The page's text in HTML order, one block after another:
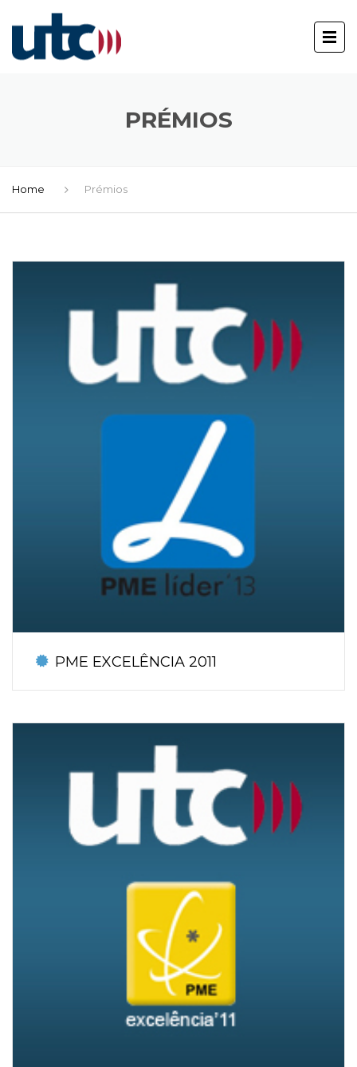
PRÉMIOS
Home Prémios
PME EXCELÊNCIA 2011
UTC recebe galardão PME Excelência 2011
“A União de Transportes dos Carvalhos recebeu o galardão
PME Excelência 2011. “Atribuído pelo Instituto de Apoio às
Pequenas e Médias Empresas e à Inovação – IAPMEI,
distingue a excelência da gestão das PME. O operador de
transporte de passageiros sublinha que “um dos critérios para
a sua atribuição é o de ter a maior classificação de rating (AAA
Em comunicado, a UTC deixa ainda o compromisso de seguir
neste caminho: “Deixamos desde já a garantia de continuidade
do nosso empenho e capacidade de trabalho ao serviço de
um objetivo capital que é permanecer neste cobiçado grupo
Fonte: Transportesemrevista.com – Texto:Andreia Amaral